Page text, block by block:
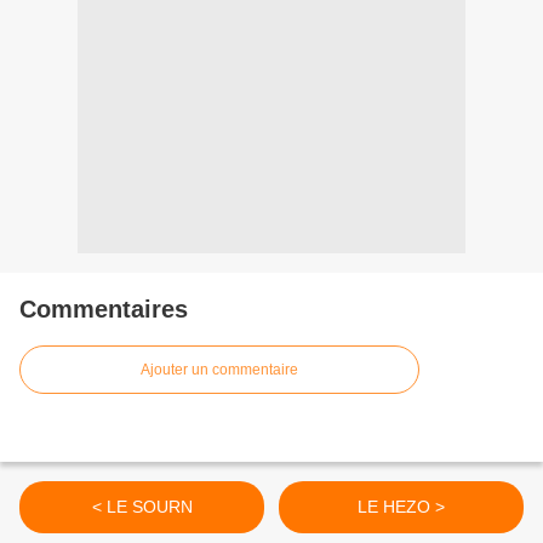
Commentaires
Ajouter un commentaire
< LE SOURN LE HEZO >